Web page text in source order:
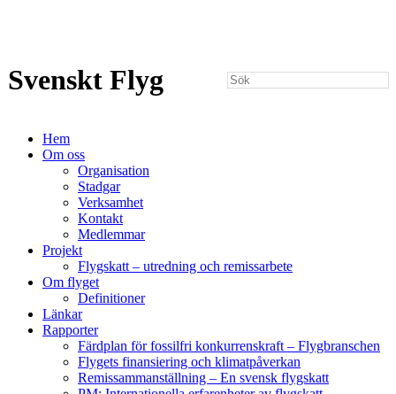
Svenskt Flyg
Hem
Om oss
Organisation
Stadgar
Verksamhet
Kontakt
Medlemmar
Projekt
Flygskatt – utredning och remissarbete
Om flyget
Definitioner
Länkar
Rapporter
Färdplan för fossilfri konkurrenskraft – Flygbranschen
Flygets finansiering och klimatpåverkan
Remissammanställning – En svensk flygskatt